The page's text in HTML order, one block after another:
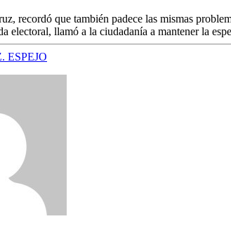
recordó que también padece las mismas
electoral, llamó a la ciudadanía a mantener la
ESPEJO